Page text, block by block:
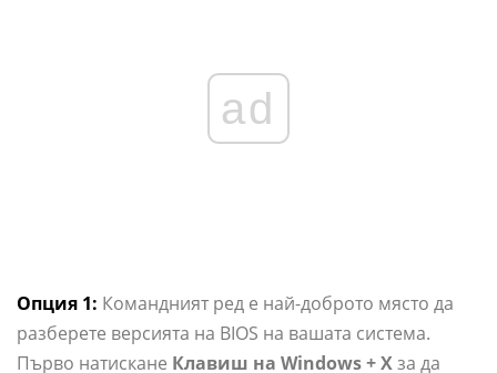
ad
Опция 1: Командният ред е най-доброто място да
разберете версията на BIOS на вашата система.
Първо натискане Клавиш на Windows + Xза да